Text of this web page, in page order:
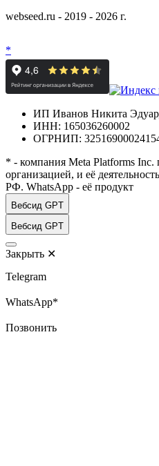
webseed.ru - 2019 - 2026 г.
*
ИП Иванов Никита
ИНН: 165036260002
ОГРНИП:
* - компания Meta Platforms Inc.
организацией, и её
РФ. WhatsApp - её продукт
Вебсид GPT
Вебсид GPT
Закрыть ✕
Telegram
WhatsApp*
Позвонить